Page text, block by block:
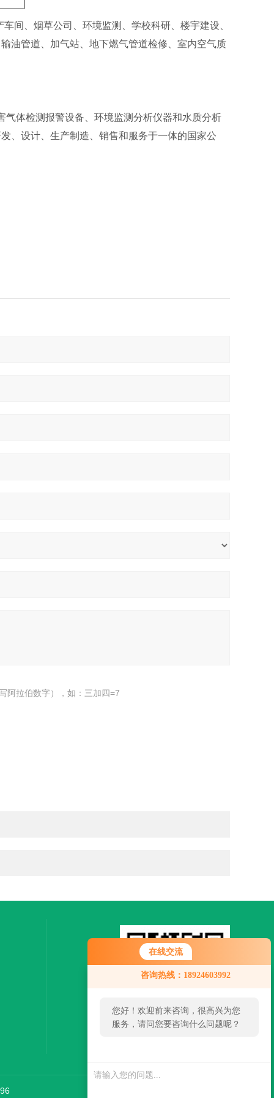
在线交流
咨询热线：18924603992
您好！欢迎前来咨询，很高兴为您
服务，请问您要咨询什么问题呢？
了需求产品，您可以直接在线与我
间、烟草公司、环境监测、学校科研、楼宇建设、
油管道、加气站、地下燃气管道检修、室内空气质
体检测报警设备、环境监测分析仪器和水质分析
、设计、生产制造、销售和服务于一体的国家公
阿拉伯数字），如：三加四=7